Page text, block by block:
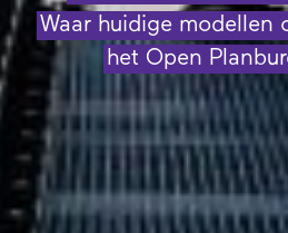
Waar huidige modellen
het Open